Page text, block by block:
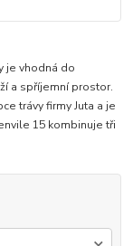
je vhodná do
a spříjemní prostor.
trávy firmy Juta a je
15 kombinuje tři